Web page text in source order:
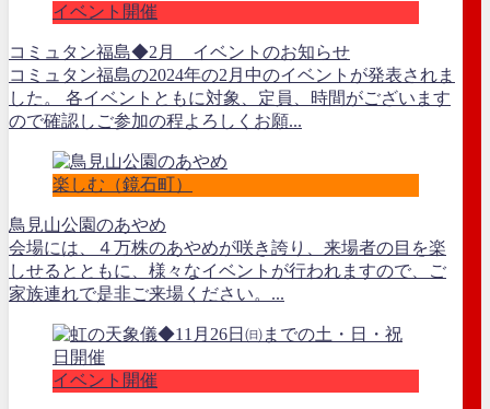
イベント開催
コミュタン福島◆2月 イベントのお知らせ
コミュタン福島の2024年の2月中のイベントが発表されま
した。 各イベントともに対象、定員、時間がございます
ので確認しご参加の程よろしくお願...
楽しむ（鏡石町）
鳥見山公園のあやめ
会場には、４万株のあやめが咲き誇り、来場者の目を楽
しせるとともに、様々なイベントが行われますので、ご
家族連れで是非ご来場ください。...
イベント開催